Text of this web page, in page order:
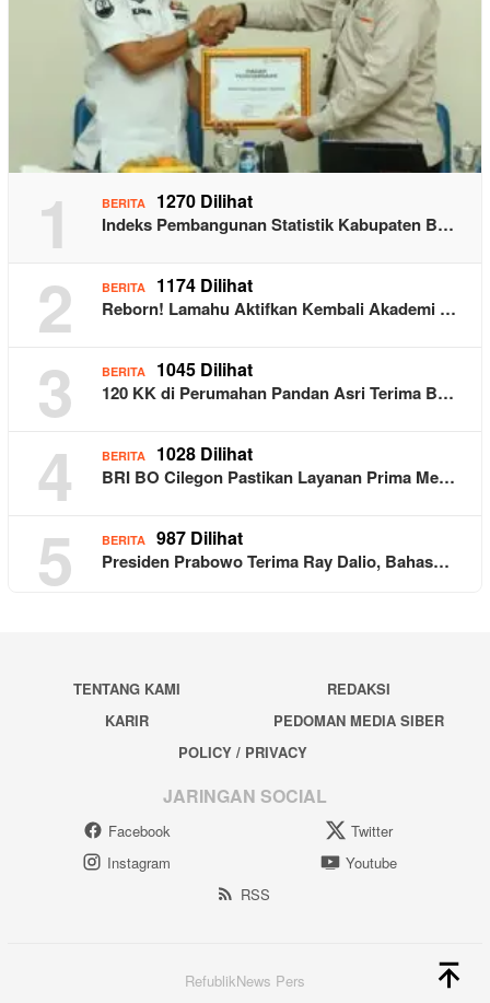
1 BERITA 1270 Dilihat
Indeks Pembangunan Statistik Kabupaten B…
2 BERITA 1174 Dilihat
Reborn! Lamahu Aktifkan Kembali Akademi …
3 BERITA 1045 Dilihat
120 KK di Perumahan Pandan Asri Terima B…
4 BERITA 1028 Dilihat
BRI BO Cilegon Pastikan Layanan Prima Me…
5 BERITA 987 Dilihat
Presiden Prabowo Terima Ray Dalio, Bahas…
TENTANG KAMI
REDAKSI
KARIR
PEDOMAN MEDIA SIBER
POLICY / PRIVACY
JARINGAN SOCIAL
Facebook
Twitter
Instagram
Youtube
RSS
RefublikNews Pers